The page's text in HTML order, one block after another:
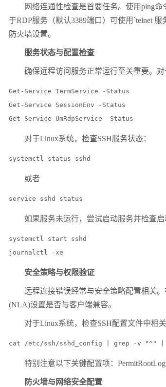
网络连通性检查是首要任务。使用ping命
于RDP服务（默认3389端口）可使用 `telnet 服
防火墙设置。
服务状态与配置检查
确保远程访问服务正常运行至关重要。对
Get-Service TermService -Status
Get-Service SessionEnv -Status
Get-Service UmRdpService -Status
对于Linux系统，检查SSH服务状态：
systemctl status sshd
或者
service sshd status
如果服务未运行，尝试启动服务并检查启
systemctl start sshd
journalctl -xe
安全策略与权限验证
远程连接错误经常与安全策略配置相关。
(NLA)设置是否与客户端兼容。
对于Linux系统，检查SSH配置文件中相关
cat /etc/ssh/sshd_config | grep -v "^"
特别注意以下关键配置项：
防火墙与网络安全配置